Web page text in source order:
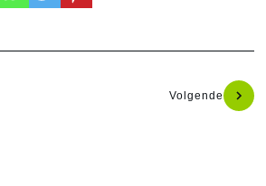
Volgende